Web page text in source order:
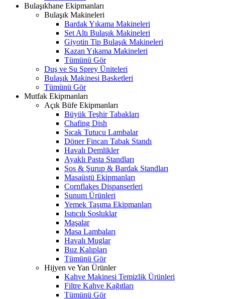
Bulaşıkhane Ekipmanları
Bulaşık Makineleri
Bardak Yıkama Makineleri
Set Altı Bulaşık Makineleri
Giyotin Tip Bulaşık Makineleri
Kazan Yıkama Makineleri
Tümünü Gör
Duş ve Su Sprey Üniteleri
Bulaşık Makinesi Basketleri
Tümünü Gör
Mutfak Ekipmanları
Açık Büfe Ekipmanları
Büyük Teşhir Tabakları
Chafing Dish
Sıcak Tutucu Lambalar
Döner Fincan Tabak Standı
Havalı Demlikler
Ayaklı Pasta Standları
Sos & Şurup & Bardak Standları
Masaüstü Ekipmanları
Cornflakes Dispanserleri
Sunum Ürünleri
Yemek Taşıma Ekipmanları
Isıtıcılı Sosluklar
Maşalar
Masa Lambaları
Havalı Muglar
Buz Kalıpları
Tümünü Gör
Hijyen ve Yan Ürünler
Kahve Makinesi Temizlik Ürünleri
Filtre Kahve Kağıtları
Tümünü Gör